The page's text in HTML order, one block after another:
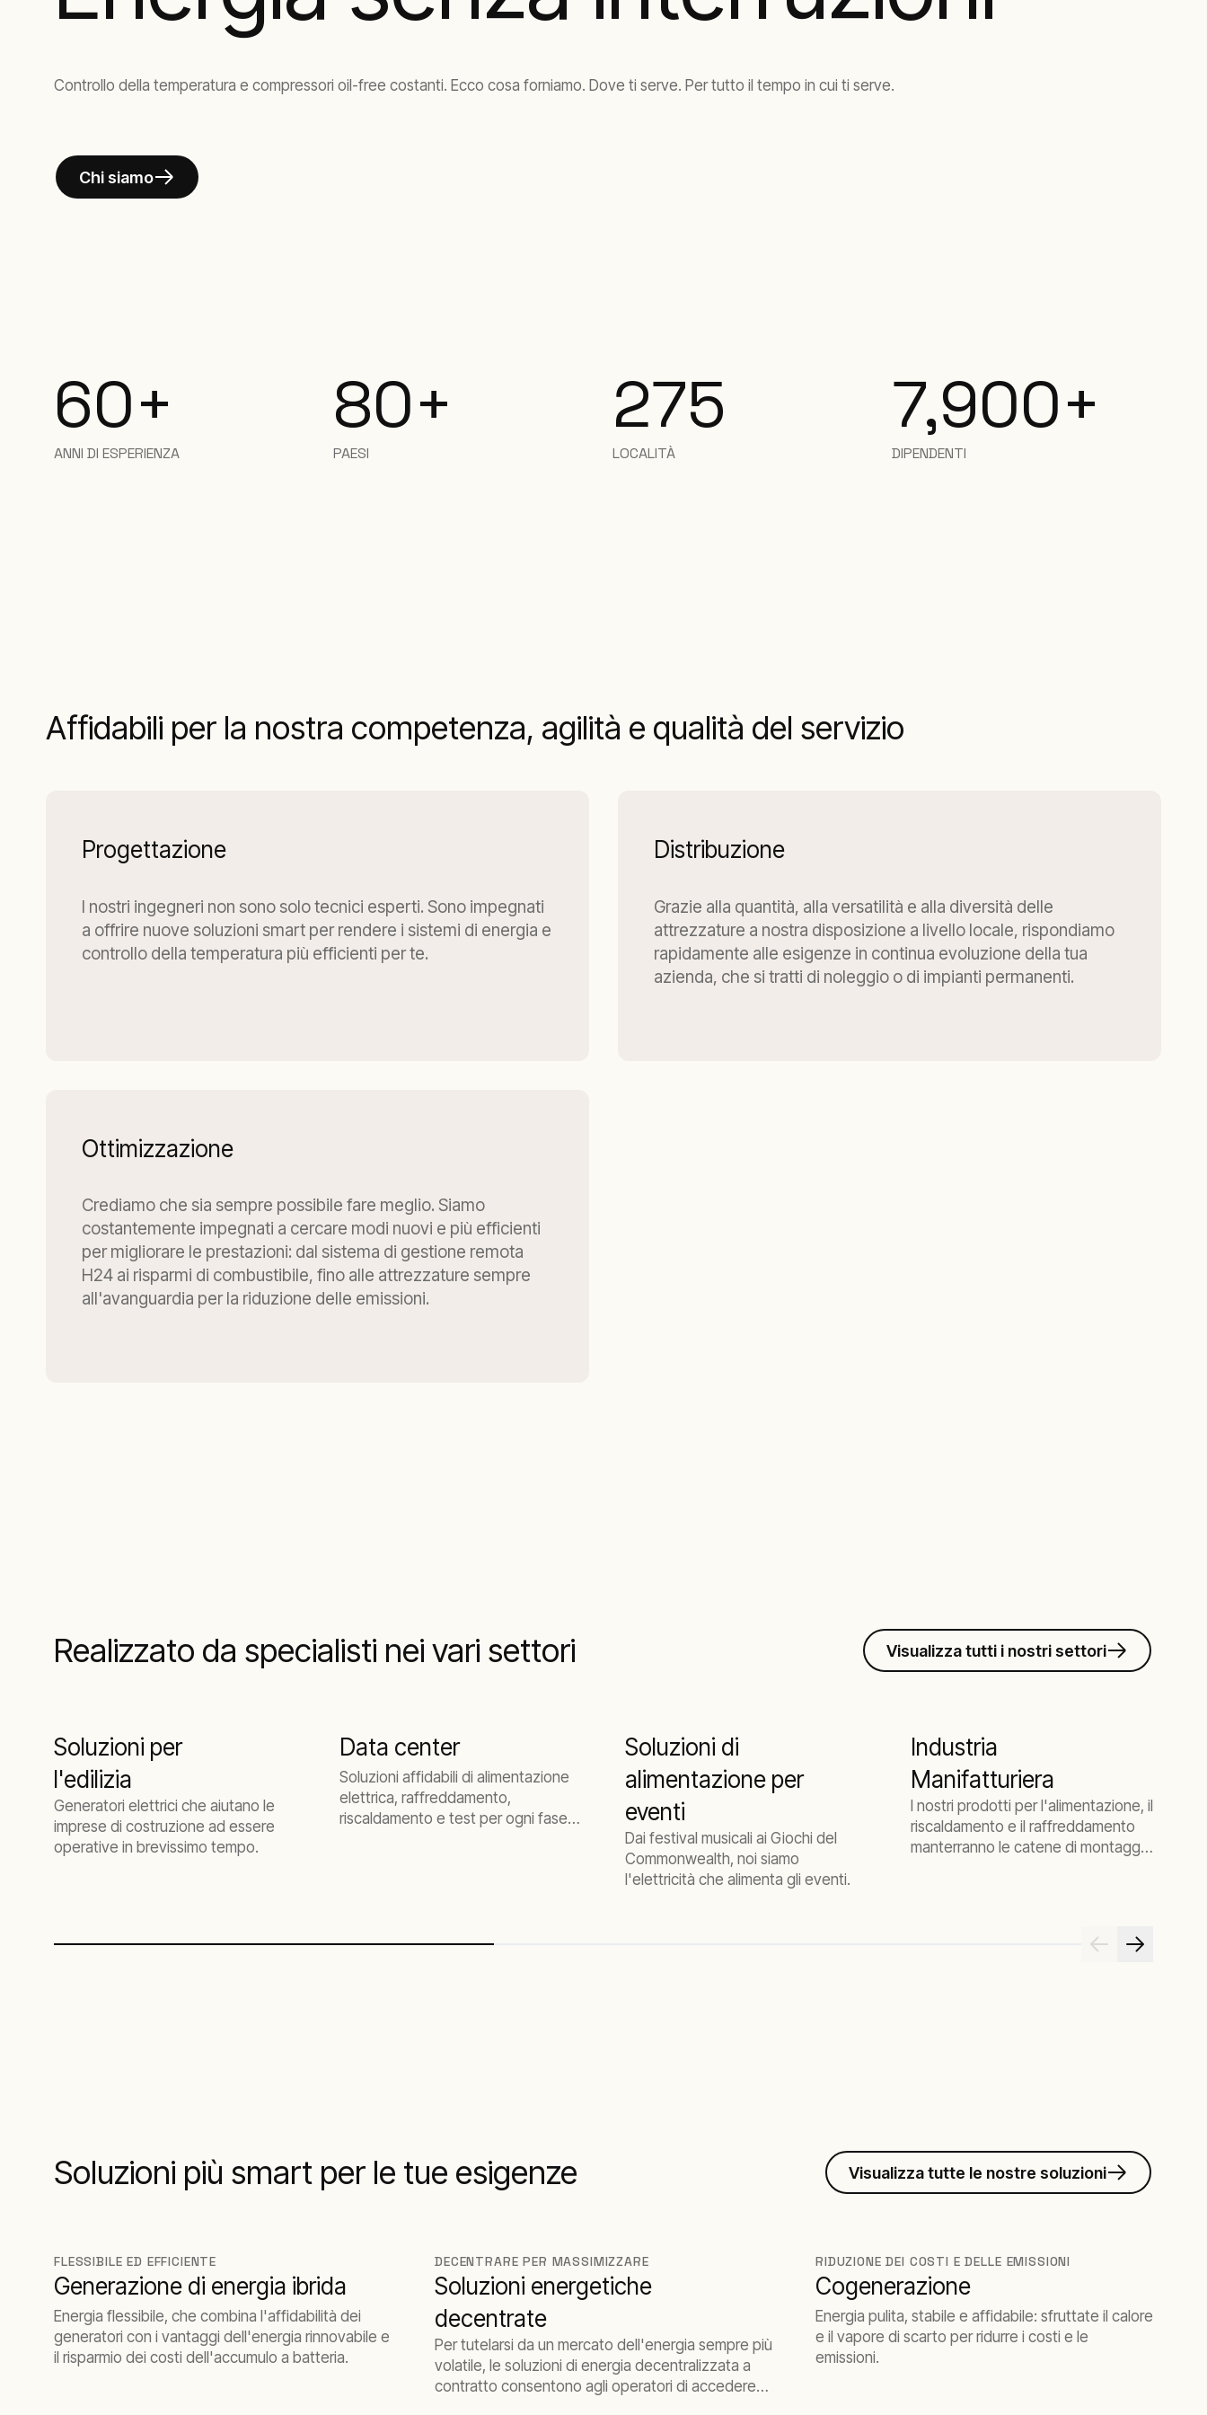
Controllo della temperatura e compressori oil-free costanti. Ecco cosa forniamo. Dove ti serve. Per tutto il tempo in cui ti serve.
Chi siamo
60+
ANNI DI ESPERIENZA
80+
PAESI
275
LOCALITÀ
7,900+
DIPENDENTI
Affidabili per la nostra competenza, agilità e qualità del servizio
Progettazione
I nostri ingegneri non sono solo tecnici esperti. Sono impegnati
a offrire nuove soluzioni smart per rendere i sistemi di energia e
controllo della temperatura più efficienti per te.
Distribuzione
Grazie alla quantità, alla versatilità e alla diversità delle
attrezzature a nostra disposizione a livello locale, rispondiamo
rapidamente alle esigenze in continua evoluzione della tua
azienda, che si tratti di noleggio o di impianti permanenti.
Ottimizzazione
Crediamo che sia sempre possibile fare meglio. Siamo
costantemente impegnati a cercare modi nuovi e più efficienti
per migliorare le prestazioni: dal sistema di gestione remota
H24 ai risparmi di combustibile, fino alle attrezzature sempre
all'avanguardia per la riduzione delle emissioni.
Realizzato da specialisti nei vari settori Visualizza tutti i nostri settori
Soluzioni per
l'edilizia
Generatori elettrici che aiutano le
imprese di costruzione ad essere
operative in brevissimo tempo.
Data center
Soluzioni affidabili di alimentazione
elettrica, raffreddamento,
riscaldamento e test per ogni fase
Soluzioni di
alimentazione per
eventi
Dai festival musicali ai Giochi del
Commonwealth, noi siamo
l'elettricità che alimenta gli eventi.
Industria
Manifatturiera
I nostri prodotti per l'alimentazione, il
riscaldamento e il raffreddamento
manterranno le catene di montaggio
Soluzioni più smart per le tue esigenze Visualizza tutte le nostre soluzioni
FLESSIBILE ED EFFICIENTE
Generazione di energia ibrida
Energia flessibile, che combina l'affidabilità dei
generatori con i vantaggi dell'energia rinnovabile e
il risparmio dei costi dell'accumulo a batteria.
DECENTRARE PER MASSIMIZZARE
Soluzioni energetiche
decentrate
Per tutelarsi da un mercato dell'energia sempre più
volatile, le soluzioni di energia decentralizzata a
contratto consentono agli operatori di accedere
RIDUZIONE DEI COSTI E DELLE EMISSIONI
Cogenerazione
Energia pulita, stabile e affidabile: sfruttate il calore
e il vapore di scarto per ridurre i costi e le
emissioni.